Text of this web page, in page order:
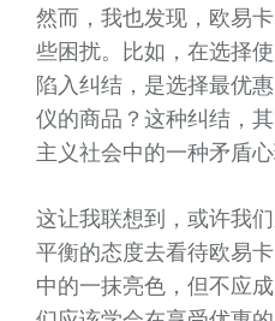
然而，我也发现，欧易
些困扰。比如，在选择
陷入纠结，是选择最优
仪的商品？这种纠结，
主义社会中的一种矛盾心
这让我联想到，或许我
平衡的态度去看待欧易
中的一抹亮色，但不应